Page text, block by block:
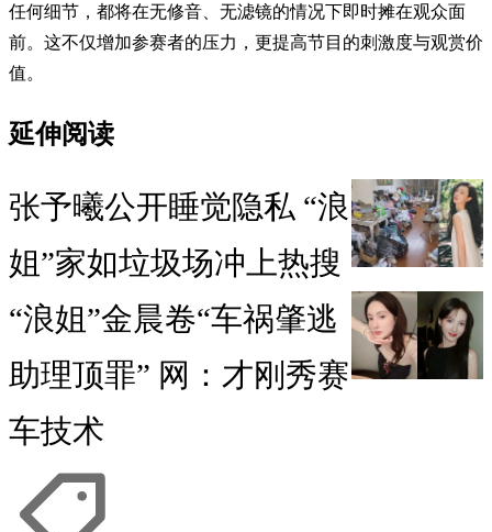
任何细节，都将在无修音、无滤镜的情况下即时摊在观众面
前。这不仅增加参赛者的压力，更提高节目的刺激度与观赏价
值。
延伸阅读
张予曦公开睡觉隐私 “浪
姐”家如垃圾场冲上热搜
“浪姐”金晨卷“车祸肇逃
助理顶罪” 网：才刚秀赛
车技术